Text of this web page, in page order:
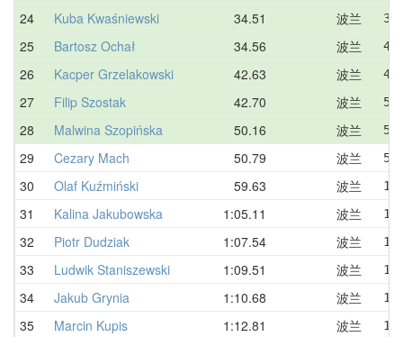
24 Kuba Kwaśniewski 34.51 波兰
25 Bartosz Ochał 34.56 波兰
26 Kacper Grzelakowski 42.63 波兰
27 Filip Szostak 42.70 波兰
28 Malwina Szopińska 50.16 波兰
29 Cezary Mach 50.79 波兰
30 Olaf Kuźmiński 59.63 波兰
31 Kalina Jakubowska 1:05.11 波兰
32 Piotr Dudziak 1:07.54 波兰
33 Ludwik Staniszewski 1:09.51 波兰
34 Jakub Grynia 1:10.68 波兰
35 Marcin Kupis 1:12.81 波兰